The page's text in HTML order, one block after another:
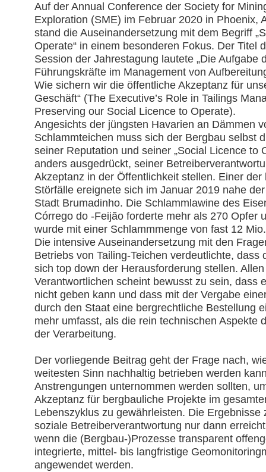
Auf der Annual Conference der Society for
Exploration (SME) im Februar 2020 in Phoenix,
stand die Auseinandersetzung mit dem Begriff
Operate“ in einem besonderen Fokus. Der Titel
Session der Jahrestagung lautete „Die Aufgabe
Führungskräfte im Management von
Wie sichern wir die öffentliche Akzeptanz für
Geschäft“ (The Executive’s Role in Tailings
Preserving our Social Licence to Operate).
Angesichts der jüngsten Havarien an Dämmen
Schlammteichen muss sich der Bergbau selbst
seiner Reputation und seiner „Social Licence to
anders ausgedrückt, seiner
Akzeptanz in der Öffentlichkeit stellen. Einer der
Störfälle ereignete sich im Januar 2019 nahe
Stadt Brumadinho. Die Schlammlawine des
Córrego do -Feijão forderte mehr als 270 Opfer
wurde mit einer Schlammmenge von fast 12
Die intensive Auseinandersetzung mit den
Betriebs von Tailing-Teichen verdeutlichte, dass
sich top down der Herausforderung stellen. Allen
Verantwortlichen scheint bewusst zu sein, dass
nicht geben kann und dass mit der Vergabe
durch den Staat eine bergrechtliche Bestellung
mehr umfasst, als die rein technischen Aspekte
der Verarbeitung.
Der vorliegende Beitrag geht der Frage nach,
weitesten Sinn nachhaltig betrieben werden
Anstrengungen unternommen werden sollten,
Akzeptanz für bergbauliche Projekte im
Lebenszyklus zu gewährleisten. Die Ergebnisse
soziale Betreiberverantwortung nur dann
wenn die (Bergbau-)Prozesse transparent
integrierte, mittel- bis langfristige
angewendet werden.